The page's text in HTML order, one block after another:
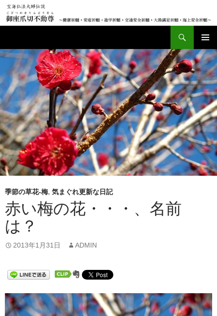
御座爪切不動尊（ござつめきりふどうそん）
季節の草花-梅, 気まぐれ更新な日記
赤い梅の花・・・、名前
は？
2013年1月31日 ADMIN